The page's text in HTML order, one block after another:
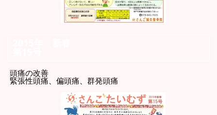
頭痛の改善
緊張性頭痛、偏頭痛、群発頭痛